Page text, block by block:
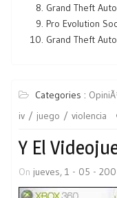
Grand Theft
Pro Evolution
Grand Theft
Categories :
iv
juego violencia
Y El
On jueves, 1 - 05 -